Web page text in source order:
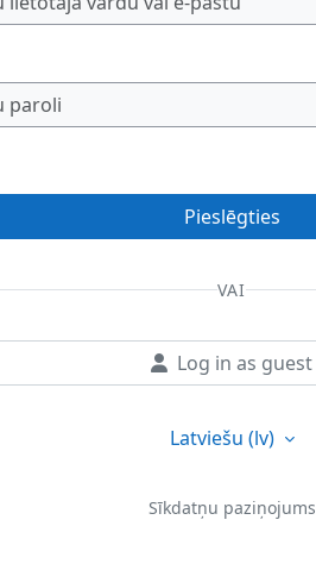
Pieslēgties
VAI
Log in as guest
Latviešu ‎(lv)‎
Sīkdatņu paziņojums